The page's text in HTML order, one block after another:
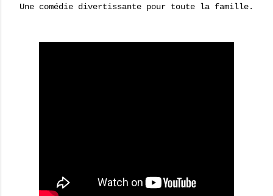
Une comédie divertissante pour toute la famille.